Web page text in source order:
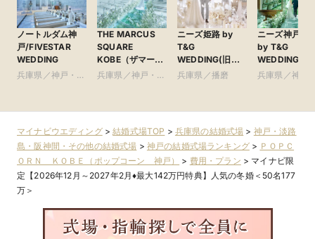
ノートルダム神
戸/FIVESTAR
WEDDING
兵庫県／神戸・淡
THE MARCUS
SQUARE
KOBE（ザマーカ
ススクエアコウ
兵庫県／神戸・淡
ニーズ姫路 by
T&G
WEDDING(旧
アーヴェリール迎
兵庫県／播磨
ニーズ神戸山
by T&G
WEDDING(旧
手迎賓館 神戸)
兵庫県／神戸
マイナビウエディング>結婚式場TOP > 兵庫県の結婚式場 > 神戸・淡路
島・阪神間・その他の結婚式場 > 神戸の結婚式場ランキング> ＰＯＰＣ
ＯＲＮ ＫＯＢＥ（ポップコーン 神戸）
> 費用・プラン > マイナビ限
定【2026年12月～2027年2月♦最大142万円特典】人気の冬婚＜50名177
万＞